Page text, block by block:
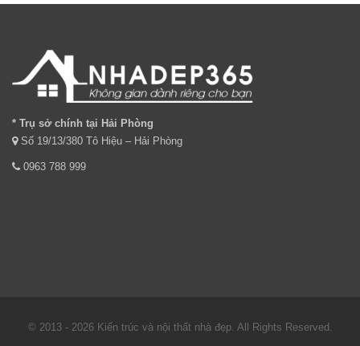
* Trụ sở chính tại Hải Phòng
Số 19/13/380 Tô Hiệu – Hải Phòng
0963 788 999
© 2013 - 2026 Kiến trúc và nội thất nhà đẹp. All Rights Reserved.